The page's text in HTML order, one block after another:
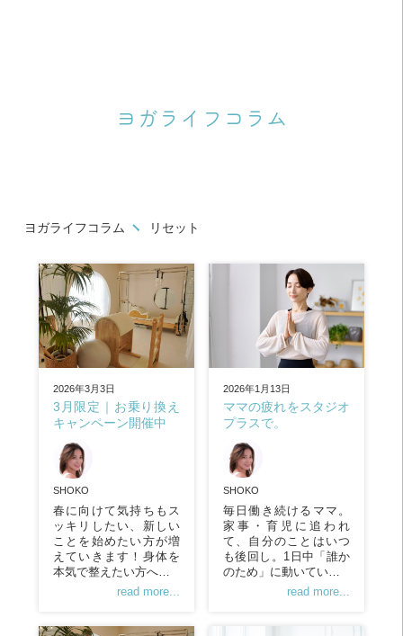
ヨガライフコラム
ヨガライフコラム リセット
2026年3月3日
3月限定｜お乗り換え
キャンペーン開催中
SHOKO
春に向けて気持ちもス
ッキリしたい、新しい
ことを始めたい方が増
えていきます！身体を
本気で整えたい方へ…
read more...
2026年1月13日
ママの疲れをスタジオ
プラスで。
SHOKO
毎日働き続けるママ。
家事・育児に追われ
て、自分のことはいつ
も後回し。1日中「誰か
のため」に動いてい…
read more...